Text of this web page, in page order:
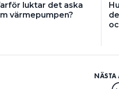
luktar det aska
värmepumpen?